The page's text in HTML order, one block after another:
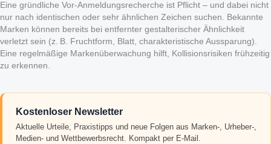
Eine gründliche Vor-Anmeldungsrecherche ist Pflicht – und dabei nicht
nur nach identischen oder sehr ähnlichen Zeichen suchen. Bekannte
Marken können bereits bei entfernter gestalterischer Ähnlichkeit
verletzt sein (z. B. Fruchtform, Blatt, charakteristische Aussparung).
Eine regelmäßige Markenüberwachung hilft, Kollisionsrisiken frühzeitig
zu erkennen.
Kostenloser Newsletter
Aktuelle Urteile, Praxistipps und neue Folgen aus Marken-, Urheber-,
Medien- und Wettbewerbsrecht. Kompakt per E-Mail.